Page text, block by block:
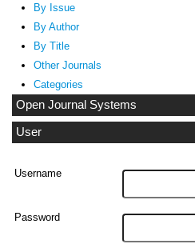
By Issue
By Author
By Title
Other Journals
Categories
Open Journal Systems
User
Username
Password